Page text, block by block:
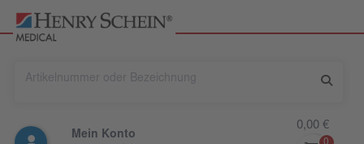
Mein Konto
0,00 €